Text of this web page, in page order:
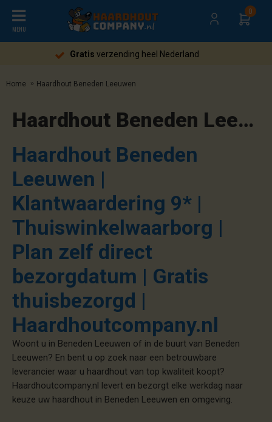
MENU
0
Gratisverzending heel Nederland
Home Haardhout Beneden Leeuwen
Haardhout Beneden Leeuwen | Cadeaubon "6658KH" | Ontvang gratis aanmaakblokjes t.w.v. 25 euro !
Haardhout Beneden
Leeuwen |
Klantwaardering 9* |
Thuiswinkelwaarborg |
Plan zelf direct
bezorgdatum | Gratis
thuisbezorgd |
Haardhoutcompany.nl
Woont u in Beneden Leeuwen of in de buurt van Beneden
Leeuwen? En bent u op zoek naar een betrouwbare
leverancier waar u haardhout van top kwaliteit koopt?
Haardhoutcompany.nl levert en bezorgt elke werkdag naar
keuze uw haardhout in Beneden Leeuwen en omgeving.